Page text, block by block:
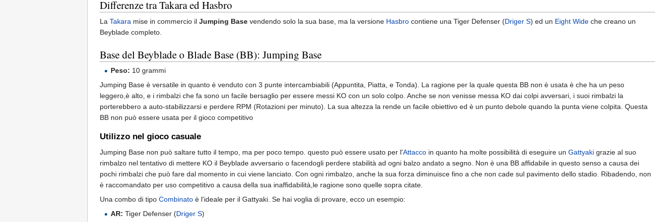
Differenze tra Takara ed Hasbro
La Takara mise in commercio il Jumping Base vendendo solo la sua base, ma la versione Hasbro contiene una Tiger Defenser (Driger S) ed un Eight Wide che creano un
Beyblade completo.
Base del Beyblade o Blade Base (BB): Jumping Base
Peso: 10 grammi
Jumping Base è versatile in quanto è venduto con 3 punte intercambiabili (Appuntita, Piatta, e Tonda). La ragione per la quale questa BB non è usata è che ha un peso
leggero,è alto, e i rimbalzi che fa sono un facile bersaglio per essere messi KO con un solo colpo. Anche se non venisse messa KO dai colpi avversari, i suoi rimbalzi la
porterebbero a auto-stabilizzarsi e perdere RPM (Rotazioni per minuto). La sua altezza la rende un facile obiettivo ed è un punto debole quando la punta viene colpita. Questa
BB non può essere usata per il gioco competitivo
Utilizzo nel gioco casuale
Jumping Base non può saltare tutto il tempo, ma per poco tempo. questo può essere usato per l'Attacco in quanto ha molte possibilità di eseguire un Gattyaki grazie al suo
rimbalzo nel tentativo di mettere KO il Beyblade avversario o facendogli perdere stabilità ad ogni balzo andato a segno. Non è una BB affidabile in questo senso a causa dei
pochi rimbalzi che può fare dal momento in cui viene lanciato. Con ogni rimbalzo, anche la sua forza diminuisce fino a che non cade sul pavimento dello stadio. Ribadendo, non
è raccomandato per uso competitivo a causa della sua inaffidabilità,le ragione sono quelle sopra citate.
Una combo di tipo Combinato è l'ideale per il Gattyaki. Se hai voglia di provare, ecco un esempio:
AR: Tiger Defenser (Driger S)